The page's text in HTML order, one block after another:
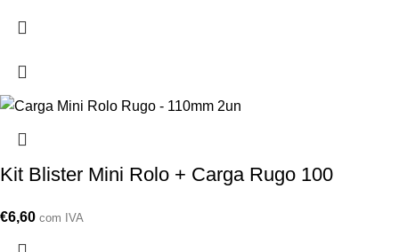
Kit Blister Mini Rolo + Carga Rugo 100
€6,60 com IVA